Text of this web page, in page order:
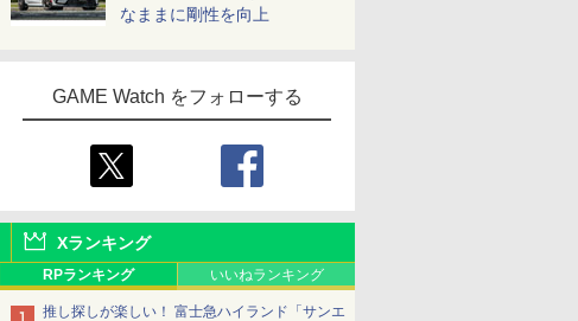
なままに剛性を向上
GAME Watch をフォローする
Xランキング
RPランキング いいねランキング
推し探しが楽しい！ 富士急ハイランド「サンエ